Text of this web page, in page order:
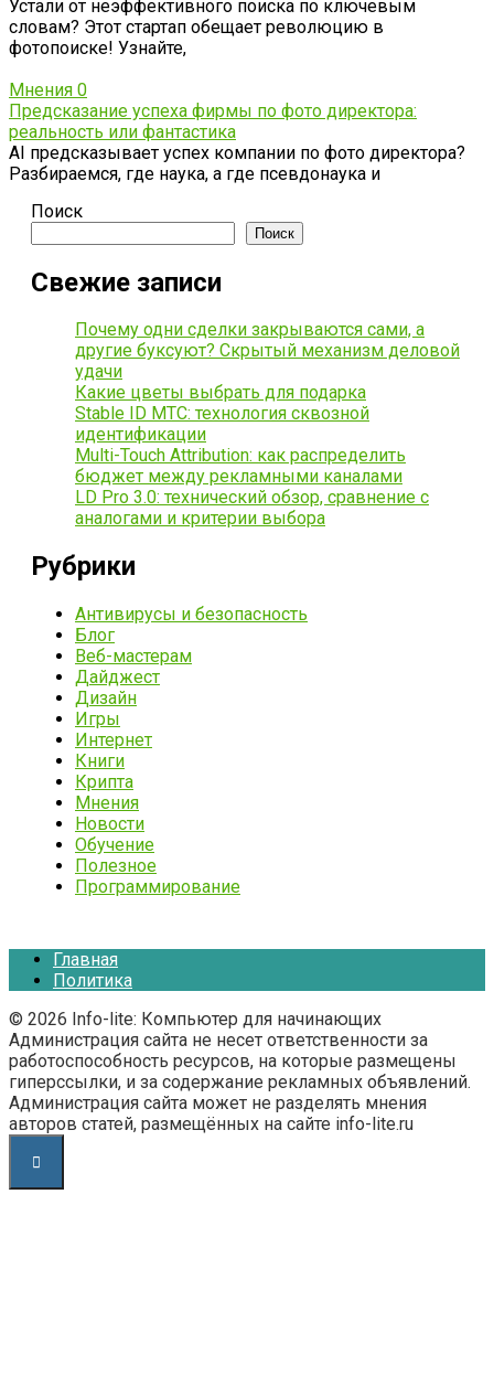
Устали от неэффективного поиска по ключевым
словам? Этот стартап обещает революцию в
фотопоиске! Узнайте,
Мнения 0
Предсказание успеха фирмы по фото директора:
реальность или фантастика
AI предсказывает успех компании по фото директора?
Разбираемся, где наука, а где псевдонаука и
Поиск
Поиск
Свежие записи
Почему одни сделки закрываются сами, а
другие буксуют? Скрытый механизм деловой
удачи
Какие цветы выбрать для подарка
Stable ID МТС: технология сквозной
идентификации
Multi-Touch Attribution: как распределить
бюджет между рекламными каналами
LD Pro 3.0: технический обзор, сравнение с
аналогами и критерии выбора
Рубрики
Антивирусы и безопасность
Блог
Веб-мастерам
Дайджест
Дизайн
Игры
Интернет
Книги
Крипта
Мнения
Новости
Обучение
Полезное
Программирование
Главная
Политика
© 2026 Info-lite: Компьютер для начинающих
Администрация сайта не несет ответственности за
работоспособность ресурсов, на которые размещены
гиперссылки, и за содержание рекламных объявлений.
Администрация сайта может не разделять мнения
авторов статей, размещённых на сайте info-lite.ru